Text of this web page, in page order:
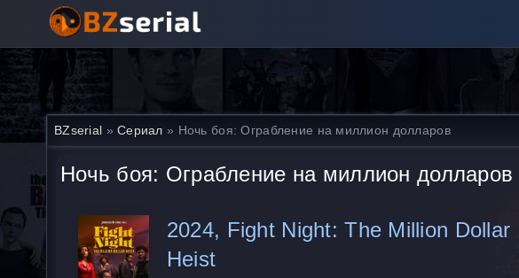
BZserial »Сериал » Ночь боя: Ограбление на миллион долларов
Ночь боя: Ограбление на миллион долларов
2024, Fight Night: The Million Dollar
Heist